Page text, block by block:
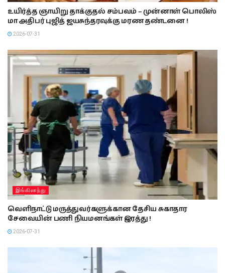
உயிர்த்த ஞாயிறு தாக்குதல் சம்பவம் – முன்னாள் பொலிஸ்
மா அதிபர் புஜித் ஜயசுந்தரவுக்கு மரண தண்டனை !
2026-07-31
இங்கிலாந்து
வெளிநாட்டு மருத்துவர்களுக்கான தேசிய சுகாதார
சேவையின் பணி நியமனங்கள் இரத்து !
2026-07-31